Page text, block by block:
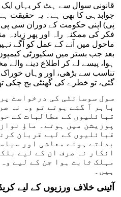
قانونی سوال سے ہٹ کر یہاں
جوابدہی کا بھی ہے۔ یہ حقیقت ہے
پی) اپنی حکومت کے دوران سی پی
فکر کی ممکنہ راہ اور پھر زیادہ
بعد جب بستر میں سکیورٹی
ہوا، پیسے لے کر اطلاع دینے
تناسب سے بڑھی، اور وہاں
گئی، تو خطرے کی گھنٹی بج چکی
سول سوسائٹی کی درخواست
باہر آ گئے ہوتے تو وہ نہ
قبائلیوں کے مطالبات کے
پوزیشن میں ہوتے۔ ماؤ
قبائلیوں کے لیے قربان
بدلتے ہوئے معاشی اور
انکار نہ صرف ان کے لیے
مہلک ثابت ہوا جن کے لیے
ہیں۔
آئینی خلاف ورزیوں کے لیے